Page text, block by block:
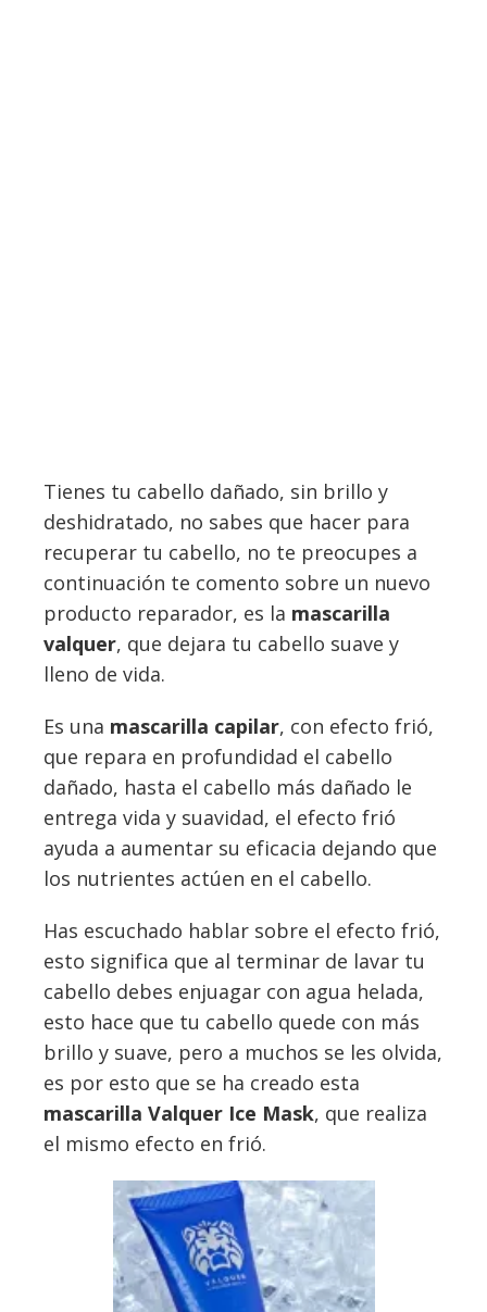
Tienes tu cabello dañado, sin brillo y
deshidratado, no sabes que hacer para
recuperar tu cabello, no te preocupes a
continuación te comento sobre un nuevo
producto reparador, es la mascarilla
valquer, que dejara tu cabello suave y
lleno de vida.
Es una mascarilla capilar, con efecto frió,
que repara en profundidad el cabello
dañado, hasta el cabello más dañado le
entrega vida y suavidad, el efecto frió
ayuda a aumentar su eficacia dejando que
los nutrientes actúen en el cabello.
Has escuchado hablar sobre el efecto frió,
esto significa que al terminar de lavar tu
cabello debes enjuagar con agua helada,
esto hace que tu cabello quede con más
brillo y suave, pero a muchos se les olvida,
es por esto que se ha creado esta
mascarilla Valquer Ice Mask, que realiza
el mismo efecto en frió.